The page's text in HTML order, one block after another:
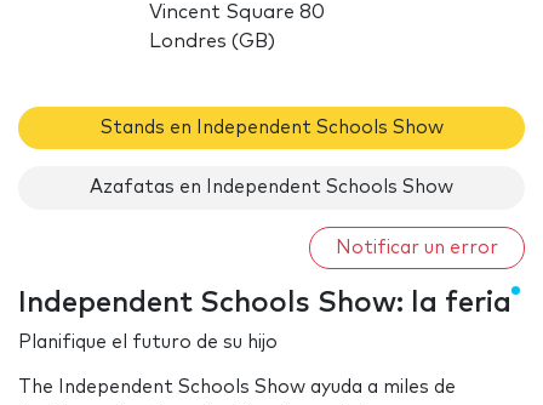
Vincent Square 80
Londres (GB)
Stands en Independent Schools Show
Azafatas en Independent Schools Show
Notificar un error
Independent Schools Show: la feria
Planifique el futuro de su hijo
The Independent Schools Show ayuda a miles de